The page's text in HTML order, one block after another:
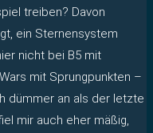
treiben? Davon
ein Sternensystem
nicht bei B5 mit
mit Sprungpunkten –
dümmer an als der letzte
mir auch eher mäßig,